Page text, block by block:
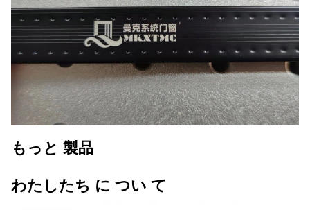
もっと 製品
わたしたち に つい て